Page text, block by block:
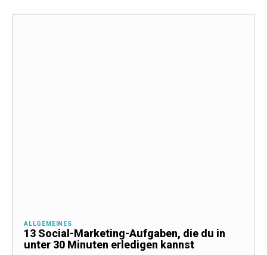
ALLGEMEINES
13 Social-Marketing-Aufgaben, die du in
unter 30 Minuten erledigen kannst